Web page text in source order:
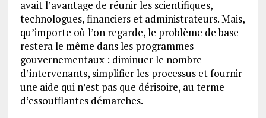
avait l’avantage de réunir les scientifiques,
technologues, financiers et administrateurs. Mais,
qu’importe où l’on regarde, le problème de base
restera le même dans les programmes
gouvernementaux : diminuer le nombre
d’intervenants, simplifier les processus et fournir
une aide qui n’est pas que dérisoire, au terme
d’essoufflantes démarches.